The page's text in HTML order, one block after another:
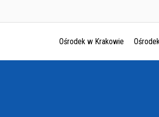
Ośrodek w Krakowie
Ośrodek w